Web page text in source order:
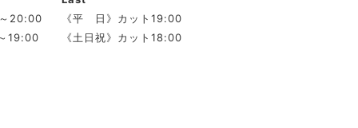
20:00
19:00
《平 日》カット19:00
《土日祝》カット18:00